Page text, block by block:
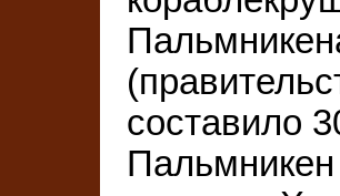
составило